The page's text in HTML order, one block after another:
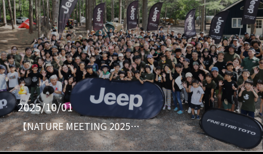
2025/10/01
【NATURE MEETING 2025…